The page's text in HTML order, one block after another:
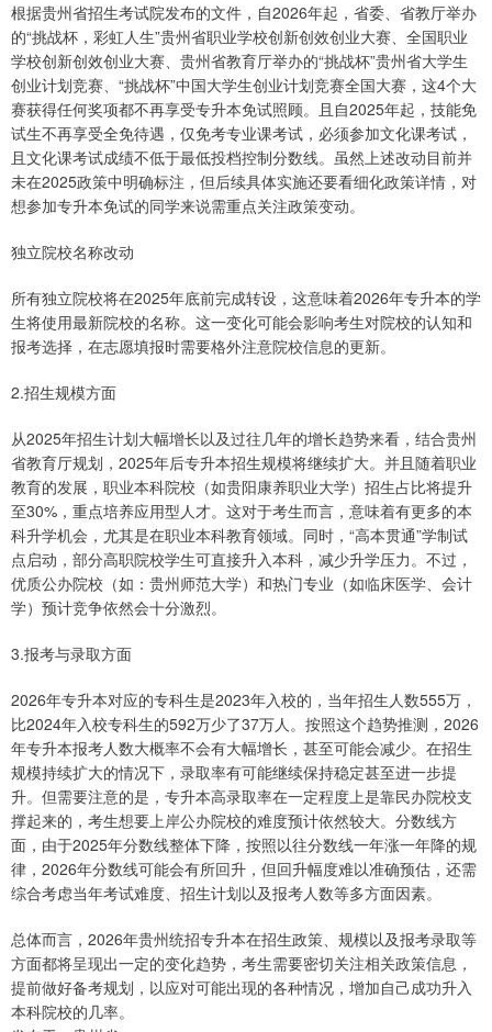
根据贵州省招生考试院发布的文件，自2026年起，省委、省教厅举办
的“挑战杯，彩虹人生”贵州省职业学校创新创效创业大赛、全国职业
学校创新创效创业大赛、贵州省教育厅举办的“挑战杯”贵州省大学生
创业计划竞赛、“挑战杯”中国大学生创业计划竞赛全国大赛，这4个大
赛获得任何奖项都不再享受专升本免试照顾。且自2025年起，技能免
试生不再享受全免待遇，仅免考专业课考试，必须参加文化课考试，
且文化课考试成绩不低于最低投档控制分数线。虽然上述改动目前并
未在2025政策中明确标注，但后续具体实施还要看细化政策详情，对
想参加专升本免试的同学来说需重点关注政策变动。
独立院校名称改动
所有独立院校将在2025年底前完成转设，这意味着2026年专升本的学
生将使用最新院校的名称。这一变化可能会影响考生对院校的认知和
报考选择，在志愿填报时需要格外注意院校信息的更新。
2.招生规模方面
从2025年招生计划大幅增长以及过往几年的增长趋势来看，结合贵州
省教育厅规划，2025年后专升本招生规模将继续扩大。并且随着职业
教育的发展，职业本科院校（如贵阳康养职业大学）招生占比将提升
至30%，重点培养应用型人才。这对于考生而言，意味着有更多的本
科升学机会，尤其是在职业本科教育领域。同时，“高本贯通”学制试
点启动，部分高职院校学生可直接升入本科，减少升学压力。不过，
优质公办院校（如：贵州师范大学）和热门专业（如临床医学、会计
学）预计竞争依然会十分激烈。
3.报考与录取方面
2026年专升本对应的专科生是2023年入校的，当年招生人数555万，
比2024年入校专科生的592万少了37万人。按照这个趋势推测，2026
年专升本报考人数大概率不会有大幅增长，甚至可能会减少。在招生
规模持续扩大的情况下，录取率有可能继续保持稳定甚至进一步提
升。但需要注意的是，专升本高录取率在一定程度上是靠民办院校支
撑起来的，考生想要上岸公办院校的难度预计依然较大。分数线方
面，由于2025年分数线整体下降，按照以往分数线一年涨一年降的规
律，2026年分数线可能会有所回升，但回升幅度难以准确预估，还需
综合考虑当年考试难度、招生计划以及报考人数等多方面因素。
总体而言，2026年贵州统招专升本在招生政策、规模以及报考录取等
方面都将呈现出一定的变化趋势，考生需要密切关注相关政策信息，
提前做好备考规划，以应对可能出现的各种情况，增加自己成功升入
本科院校的几率。